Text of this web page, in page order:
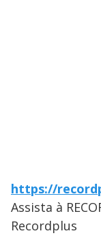
https://
Assista à
Recordplus